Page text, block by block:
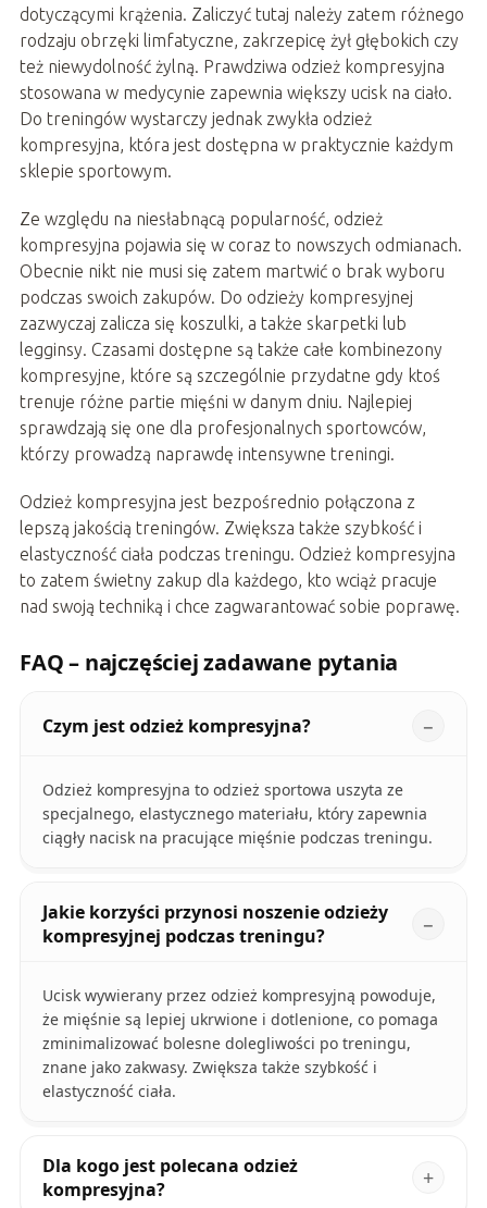
dotyczącymi krążenia. Zaliczyć tutaj należy zatem różnego
rodzaju obrzęki limfatyczne, zakrzepicę żył głębokich czy
też niewydolność żylną. Prawdziwa odzież kompresyjna
stosowana w medycynie zapewnia większy ucisk na ciało.
Do treningów wystarczy jednak zwykła odzież
kompresyjna, która jest dostępna w praktycznie każdym
sklepie sportowym.
Ze względu na niesłabnącą popularność, odzież
kompresyjna pojawia się w coraz to nowszych odmianach.
Obecnie nikt nie musi się zatem martwić o brak wyboru
podczas swoich zakupów. Do odzieży kompresyjnej
zazwyczaj zalicza się koszulki, a także skarpetki lub
legginsy. Czasami dostępne są także całe kombinezony
kompresyjne, które są szczególnie przydatne gdy ktoś
trenuje różne partie mięśni w danym dniu. Najlepiej
sprawdzają się one dla profesjonalnych sportowców,
którzy prowadzą naprawdę intensywne treningi.
Odzież kompresyjna jest bezpośrednio połączona z
lepszą jakością treningów. Zwiększa także szybkość i
elastyczność ciała podczas treningu. Odzież kompresyjna
to zatem świetny zakup dla każdego, kto wciąż pracuje
nad swoją techniką i chce zagwarantować sobie poprawę.
FAQ – najczęściej zadawane pytania
Czym jest odzież kompresyjna?
Odzież kompresyjna to odzież sportowa uszyta ze
specjalnego, elastycznego materiału, który zapewnia
ciągły nacisk na pracujące mięśnie podczas treningu.
Jakie korzyści przynosi noszenie odzieży
kompresyjnej podczas treningu?
Ucisk wywierany przez odzież kompresyjną powoduje,
że mięśnie są lepiej ukrwione i dotlenione, co pomaga
zminimalizować bolesne dolegliwości po treningu,
znane jako zakwasy. Zwiększa także szybkość i
elastyczność ciała.
Dla kogo jest polecana odzież
kompresyjna?